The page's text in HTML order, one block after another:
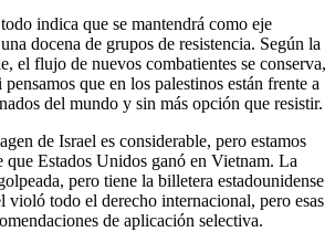
indica que se mantendrá como eje
docena de grupos de resistencia. Según la
el flujo de nuevos combatientes se conserva,
que en los palestinos están frente a
del mundo y sin más opción que resistir.
de Israel es considerable, pero estamos
que Estados Unidos ganó en Vietnam. La
pero tiene la billetera estadounidense
violó todo el derecho internacional, pero esas
de aplicación selectiva.